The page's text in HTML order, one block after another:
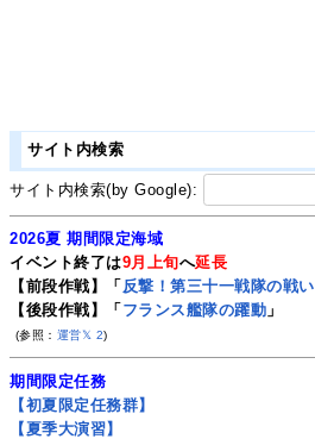
サイト内検索
サイト内検索(by Google):
2026夏 期間限定海域
イベント終了は9月上旬へ延長
【前段作戦】「 反撃！第三十一戦隊の戦い
【後段作戦】「 フランス艦隊の躍動 」
(参照： 運営𝕏 2)
期間限定任務
【初夏限定任務群】
【夏季大演習】